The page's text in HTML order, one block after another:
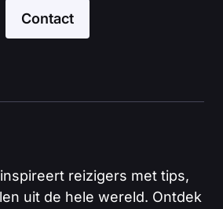
Contact
reizigers met tips,
uit de hele wereld. Ontdek